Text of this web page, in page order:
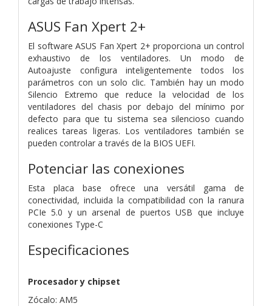
ASUS Fan Xpert 2+
El software ASUS Fan Xpert 2+ proporciona un control
exhaustivo de los ventiladores. Un modo de
Autoajuste configura inteligentemente todos los
parámetros con un solo clic. También hay un modo
Silencio Extremo que reduce la velocidad de los
ventiladores del chasis por debajo del mínimo por
defecto para que tu sistema sea silencioso cuando
realices tareas ligeras. Los ventiladores también se
pueden controlar a través de la BIOS UEFI.
Potenciar las conexiones
Esta placa base ofrece una versátil gama de
conectividad, incluida la compatibilidad con la ranura
PCIe 5.0 y un arsenal de puertos USB que incluye
conexiones Type-C
Especificaciones
Procesador y chipset
Zócalo: AM5